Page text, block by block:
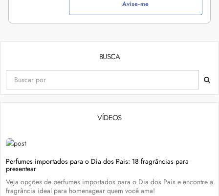
Avise-me
BUSCA
VÍDEOS
Perfumes importados para o Dia dos Pais: 18 fragrâncias para
presentear
Veja opções de perfumes importados para o Dia dos Pais e encontre a
fragrância ideal para homenagear quem você ama!